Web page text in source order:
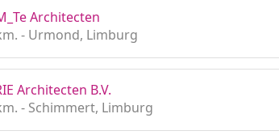
Architecten
- Urmond, Limburg
Architecten B.V.
- Schimmert, Limburg